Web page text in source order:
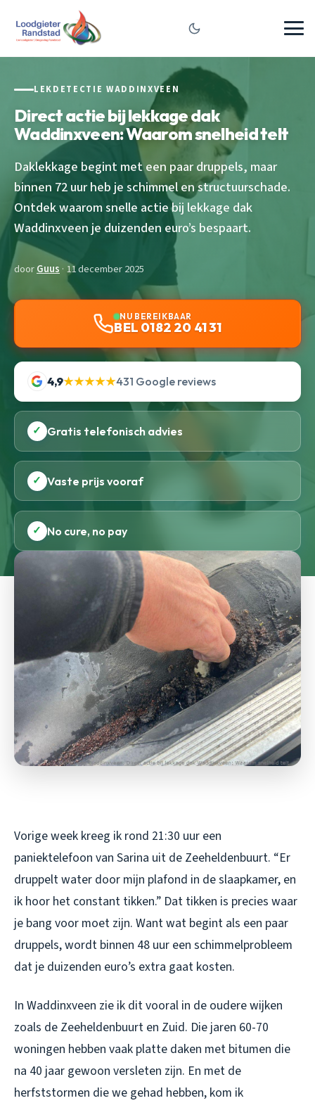
LEKDETECTIE WADDINXVEEN
Direct actie bij lekkage dak
Waddinxveen: Waarom snelheid telt
Daklekkage begint met een paar druppels, maar
binnen 72 uur heb je schimmel en structuurschade.
Ontdek waarom snelle actie bij lekkage dak
Waddinxveen je duizenden euro’s bespaart.
doorGuus · 11 december 2025
NU BEREIKBAAR
BEL 0182 20 41 31
4,9★★★★★431 Google reviews
✓ Gratis telefonisch advies
✓ Vaste prijs vooraf
✓ No cure, no pay
Vorige week kreeg ik rond 21:30 uur een
paniektelefoon van Sarina uit de Zeeheldenbuurt. “Er
druppelt water door mijn plafond in de slaapkamer, en
ik hoor het constant tikken.” Dat tikken is precies waar
je bang voor moet zijn. Want wat begint als een paar
druppels, wordt binnen 48 uur een schimmelprobleem
dat je duizenden euro’s extra gaat kosten.
In Waddinxveen zie ik dit vooral in de oudere wijken
zoals de Zeeheldenbuurt en Zuid. Die jaren 60-70
woningen hebben vaak platte daken met bitumen die
na 40 jaar gewoon versleten zijn. En met de
herfststormen die we gehad hebben, kom ik